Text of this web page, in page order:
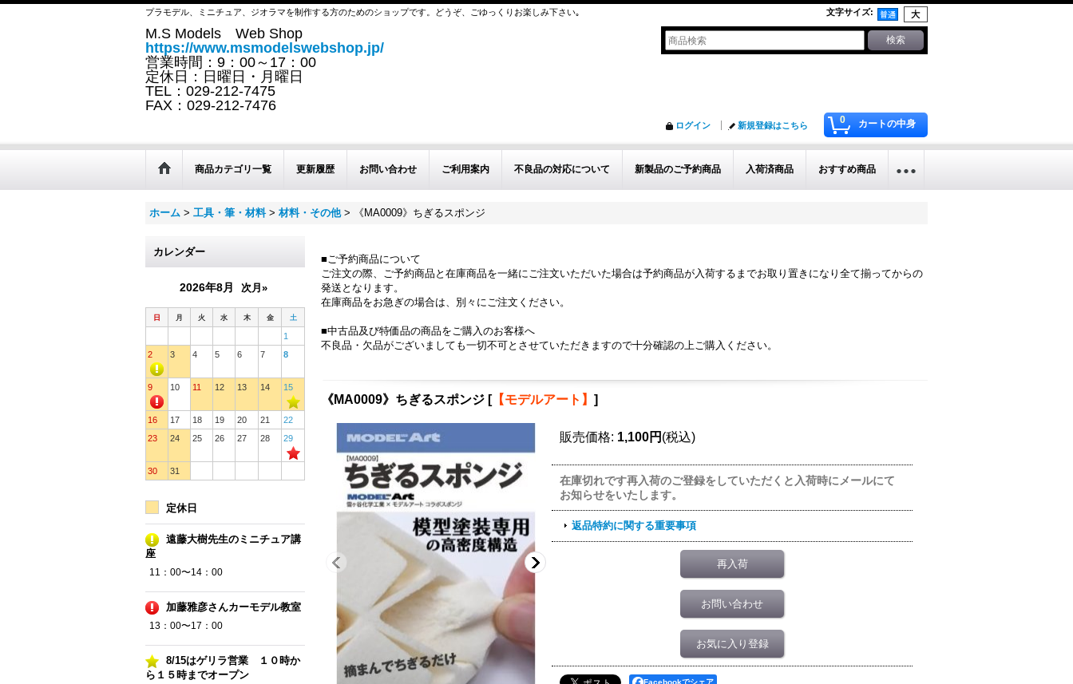
プラモデル、ミニチュア、ジオラマを制作する方のためのショップです。どうぞ、ごゆっくりお楽しみ下さい｡ 文字サイズ:
M.S Models Web Shop
https://www.msmodelswebshop.jp/
営業時間：9：00～17：00
定休日：日曜日・月曜日
TEL：029-212-7475
FAX：029-212-7476
0 カートの中身
ログイン 新規登録はこちら
商品カテゴリ一覧 更新履歴 お問い合わせ ご利用案内 不良品の対応について 新製品のご予約商品 入荷済商品 おすすめ商品
ホーム > 工具・筆・材料 > 材料・その他 > 《MA0009》ちぎるスポンジ
カレンダー
2026年8月 次月»
日 月 火 水 木 金 土
1
2
3 4 5 6 7 8
9 10 11 12 13 14 15
16 17 18 19 20 21
22
23
24 25 26 27 28 29
30 31
定休日
遠藤大樹先生のミニチュア講
座
11：00〜14：00
加藤雅彦さんカーモデル教室
13：00〜17：00
8/15はゲリラ営業 １０時か
ら１５時までオープン
■ご予約商品について
ご注文の際、ご予約商品と在庫商品を一緒にご注文いただいた場合は予約商品が入荷するまでお取り置きになり全て揃ってからの
発送となります。
在庫商品をお急ぎの場合は、別々にご注文ください。
■中古品及び特価品の商品をご購入のお客様へ
不良品・欠品がございましても一切不可とさせていただきますので十分確認の上ご購入ください。
《MA0009》ちぎるスポンジ [【モデルアート】 ]
販売価格: 1,100円 (税込)
在庫切れです再入荷のご登録をしていただくと入荷時にメールにて
お知らせをいたします。
返品特約に関する重要事項
再入荷
お問い合わせ
お気に入り登録
Facebookでシェア